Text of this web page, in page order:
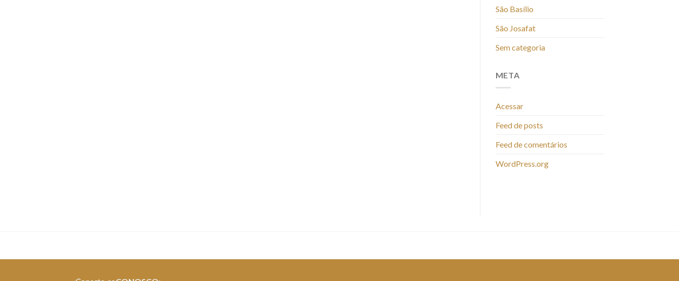
São Basílio
São Josafat
Sem categoria
META
Acessar
Feed de posts
Feed de comentários
WordPress.org